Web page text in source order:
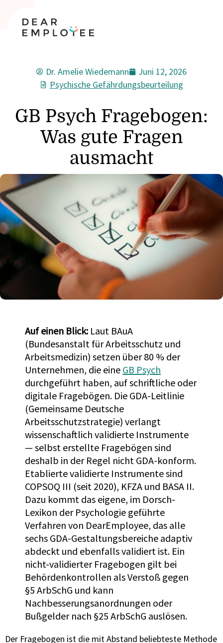
Dr. Amelie Wiedemann
Juni 12, 2026
Psychische Gefährdungsbeurteilung
GB Psych Fragebogen:
Was gute Fragen
ausmacht
Auf einen Blick: Laut BAuA
(Bundesanstalt für Arbeitsschutz und
Arbeitsmedizin) setzen über 80 % der
Unternehmen, die eine GB Psych
durchgeführt haben, auf schriftliche oder
digitale Fragebögen. Die GDA-Leitlinie
(Gemeinsame Deutsche
Arbeitsschutzstrategie) verlangt
wissenschaftlich validierte Instrumente
— selbst erstellte Fragebögen sind
deshalb in der Regel nicht GDA-konform.
Etablierte validierte Instrumente sind
COPSOQ III (seit 2020), KFZA und BASA II.
Dazu kommt das eigene, im Dorsch-
Lexikon der Psychologie geführte
Verfahren von DearEmployee, das alle
sechs GDA-Gestaltungsbereiche adaptiv
abdeckt und ebenfalls validiert ist. Ein
nicht-validierter Fragebogen gilt bei
Behördenkontrollen als Verstoß gegen
§5 ArbSchG und kann
Nachbesserungsanordnungen oder
Bußgelder nach §25 ArbSchG auslösen.
Der Fragebogen ist die mit Abstand beliebteste Methode